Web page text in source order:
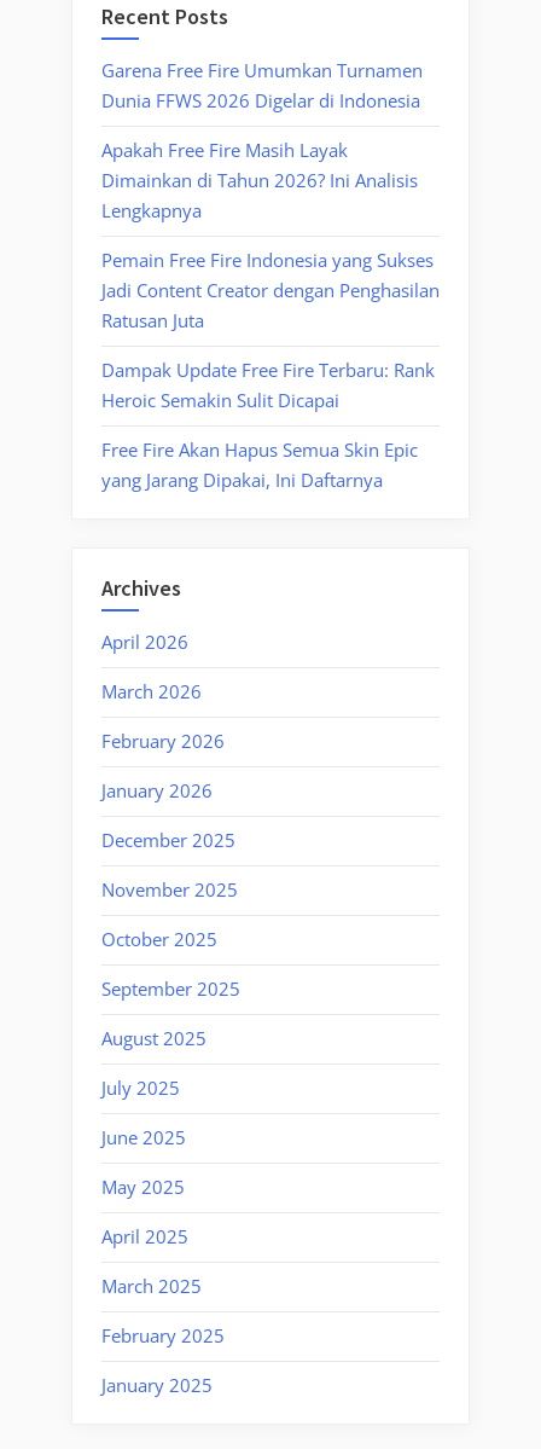
Recent Posts
Garena Free Fire Umumkan Turnamen
Dunia FFWS 2026 Digelar di Indonesia
Apakah Free Fire Masih Layak
Dimainkan di Tahun 2026? Ini Analisis
Lengkapnya
Pemain Free Fire Indonesia yang Sukses
Jadi Content Creator dengan Penghasilan
Ratusan Juta
Dampak Update Free Fire Terbaru: Rank
Heroic Semakin Sulit Dicapai
Free Fire Akan Hapus Semua Skin Epic
yang Jarang Dipakai, Ini Daftarnya
Archives
April 2026
March 2026
February 2026
January 2026
December 2025
November 2025
October 2025
September 2025
August 2025
July 2025
June 2025
May 2025
April 2025
March 2025
February 2025
January 2025